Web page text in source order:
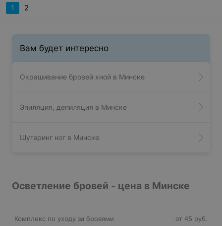
1 2
Вам будет интересно
Окрашивание бровей хной в Минске
Эпиляция, депиляция в Минске
Шугаринг ног в Минске
Осветление бровей - цена в Минске
Комплекс по уходу за бровями
от 45 руб.